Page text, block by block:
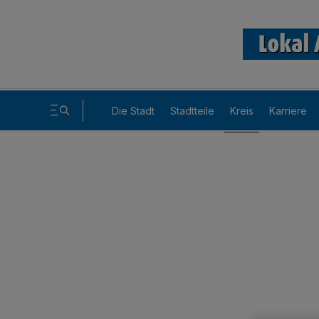
Die Stadt Stadtteile Kreis Karriere